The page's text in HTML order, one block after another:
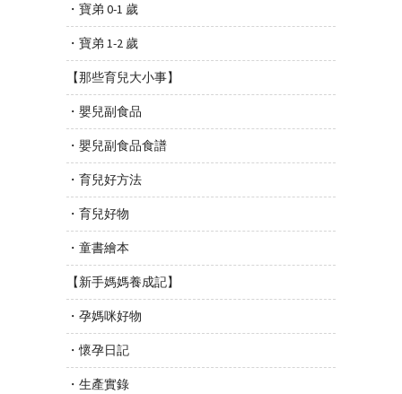
・寶弟 0-1 歲
・寶弟 1-2 歲
【那些育兒大小事】
・嬰兒副食品
・嬰兒副食品食譜
・育兒好方法
・育兒好物
・童書繪本
【新手媽媽養成記】
・孕媽咪好物
・懷孕日記
・生產實錄